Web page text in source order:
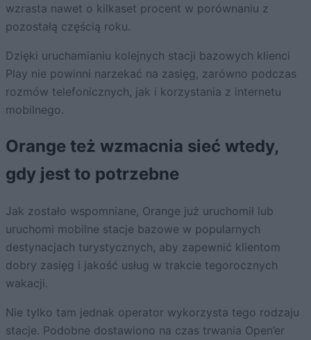
wzrasta nawet o kilkaset procent w porównaniu z
pozostałą częścią roku.
Dzięki uruchamianiu kolejnych stacji bazowych klienci
Play nie powinni narzekać na zasięg, zarówno podczas
rozmów telefonicznych, jak i korzystania z internetu
mobilnego.
Orange też wzmacnia sieć wtedy,
gdy jest to potrzebne
Jak zostało wspomniane, Orange już uruchomił lub
uruchomi mobilne stacje bazowe w popularnych
destynacjach turystycznych, aby zapewnić klientom
dobry zasięg i jakość usług w trakcie tegorocznych
wakacji.
Nie tylko tam jednak operator wykorzysta tego rodzaju
stacje. Podobne dostawiono na czas trwania Open’er